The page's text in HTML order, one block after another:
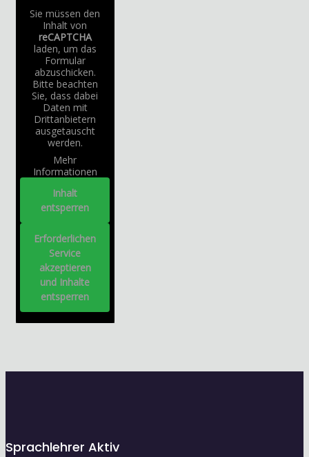
Sie müssen den
Inhalt von
reCAPTCHA
laden, um das
Formular
abzuschicken.
Bitte beachten
Sie, dass dabei
Daten mit
Drittanbietern
ausgetauscht
werden.
Mehr
Informationen
Inhalt
entsperren
Erforderlichen
Service
akzeptieren
und Inhalte
entsperren
Sprachlehrer Aktiv